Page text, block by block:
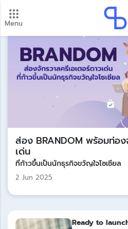
Menu
New update! 2026 payment
payment dates here.
ส่อง BRANDOM พร้อมท่อง
เด่น
ที่ก้าวขึ้นเป็นนักธุรกิจขวัญใจโซเชียล
2 Jun 2025
Ready to